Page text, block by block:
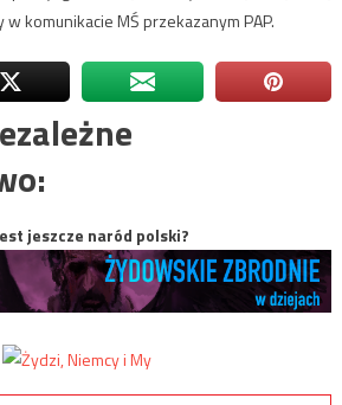
komunikacie MŚ przekazanym PAP.
jeszcze naród polski?